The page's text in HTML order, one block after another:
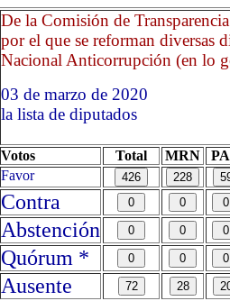
De la Comisión de
por el que se reforman diversas
Nacional Anticorrupción (en lo
03 de marzo de 2020
la lista de diputados
Votos Total MRN
Favor
Contra
Abstención
Quórum *
Ausente